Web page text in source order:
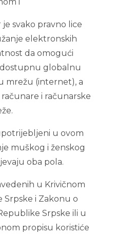
svako pravno lice
elektronskih
da omogući
globalnu
mrežu (internet), a
i računarske
u ovom
muškog i ženskog
oba pola.
u Krivičnom
i Zakonu o
Srpske ili u
propisu koristiće